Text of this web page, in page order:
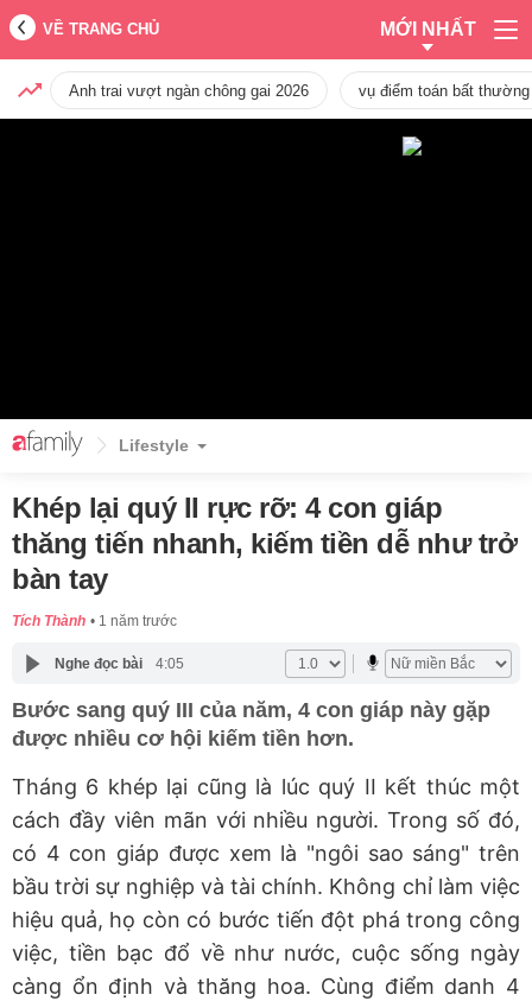
VỀ TRANG CHỦ MỚI NHẤT
Anh trai vượt ngàn chông gai 2026 vụ điểm toán bất
Lifestyle
Khép lại quý II rực rỡ: 4 con giáp
thăng tiến nhanh, kiếm tiền dễ như trở
bàn tay
Tích Thành 1 năm trước
Nghe đọc bài 4:05
Bước sang quý III của năm, 4 con giáp này gặp
được nhiều cơ hội kiếm tiền hơn.
Tháng 6 khép lại cũng là lúc quý II kết thúc một
cách đầy viên mãn với nhiều người. Trong số đó,
có 4 con giáp được xem là "ngôi sao sáng" trên
bầu trời sự nghiệp và tài chính. Không chỉ làm việc
hiệu quả, họ còn có bước tiến đột phá trong công
việc, tiền bạc đổ về như nước, cuộc sống ngày
càng ổn định và thăng hoa. Cùng điểm danh 4